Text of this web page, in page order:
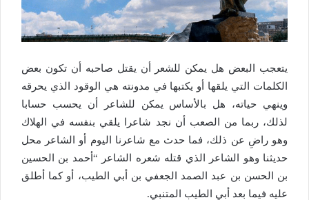
يتعجب البعض هل يمكن للشعر أن يقتل صاحبه أن تكون بعض
الكلمات التي يلقها أو يكتبها في مدونته هي الوقود الذي يحرقه
وينهي حياته، هل بالأساس يمكن للشاعر أن يحسب حسابا
لذلك، ربما من الصعب أن نجد شاعرا يلقي بنفسه في الهلاك
وهو راضِ عن ذلك، فما حدث مع شاعرنا اليوم أو الشاعر محل
حديثنا وهو الشاعر الذي قتله شعره الشاعر “أحمد بن الحسين
بن الحسن بن عبد الصمد الجعفي بن أبي الطيب، أو كما أطلق
عليه فيما بعد أبي الطيب المتنبي.